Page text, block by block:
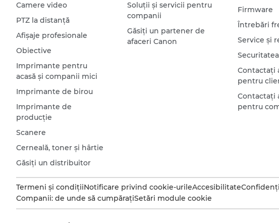
Camere video
PTZ la distanţă
Afişaje profesionale
Obiective
Imprimante pentru
acasă şi companii mici
Imprimante de birou
Imprimante de
producţie
Scanere
Cerneală, toner şi hârtie
Găsiţi un distribuitor
Soluţii şi servicii pentru
companii
Găsiţi un partener de
afaceri Canon
Firmware
Întrebări
Service şi
Contactaţi
pentru
Contactaţi
pentru
Termeni şi condiţiiNotificare privind cookie-urileAccesibilitate
Companii: de unde să cumpăraţiSetări module cookie